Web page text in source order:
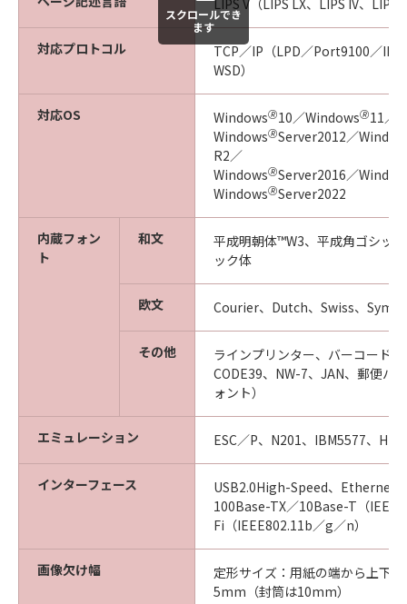
LIPS V（LIPS LX、LIPS IV、LIPS
対応プロトコル
TCP／IP（LPD／Port9100／IPP
WSD）
対応OS Windows🄬10／Windows🄬11／
Windows🄬Server2012／
R2／
Windows🄬Server2016／
Windows🄬Server2022
内蔵フォン
ト
和文
平成明朝体™W3、平成角ゴシッ
ック体
欧文 Courier、Dutch、Swiss、
その他
ラインプリンター、バーコード
CODE39、NW-7、JAN、郵便バ
ォント）
エミュレーション ESC／P、N201、IBM5577、HP-
インターフェース
USB2.0High-Speed、Ethernet
100Base-TX／10Base-T（
Fi（IEEE802.11b／g／n）
画像欠け幅
定形サイズ：用紙の端から上下
5mm（封筒は10mm）
スクロールでき
ます